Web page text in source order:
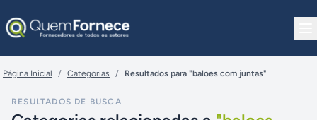
Página Inicial / Categorias / Resultados para "baloes com juntas"
RESULTADOS DE BUSCA